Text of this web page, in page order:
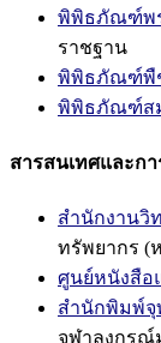
พิพิธภัณฑ์พ
ราชฐาน
พิพิธภัณฑ์พื
พิพิธภัณฑ์ส
สารสนเทศและก
สำนักงานวิ
ทรัพยากร (
ศูนย์หนังสือ
สำนักพิมพ์จุ
จุฬาลงกรณ์